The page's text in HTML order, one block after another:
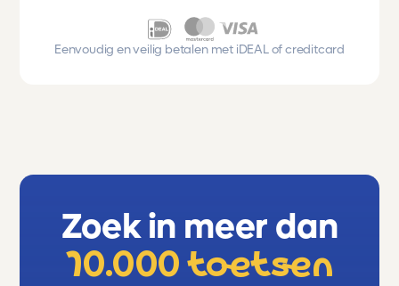
Eenvoudig en veilig betalen met iDEAL of creditcard
Zoek in meer dan
10.000 toetsen